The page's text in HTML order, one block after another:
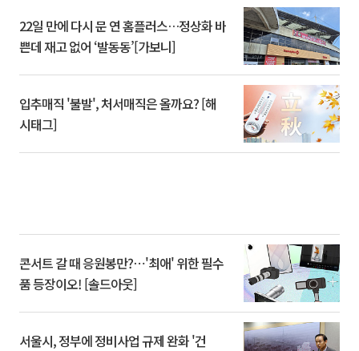
22일 만에 다시 문 연 홈플러스…정상화 바
쁜데 재고 없어 ‘발동동’[가보니]
입추매직 '불발', 처서매직은 올까요? [해
시태그]
콘서트 갈 때 응원봉만?⋯'최애' 위한 필수
품 등장이오! [솔드아웃]
서울시, 정부에 정비사업 규제 완화 '건